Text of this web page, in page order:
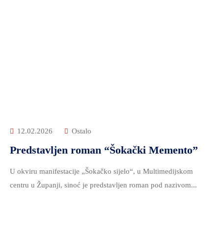
12.02.2026 Ostalo
Predstavljen roman “Šokački Memento”
U okviru manifestacije „Šokačko sijelo“, u Multimedijskom
centru u Županji, sinoć je predstavljen roman pod nazivom...